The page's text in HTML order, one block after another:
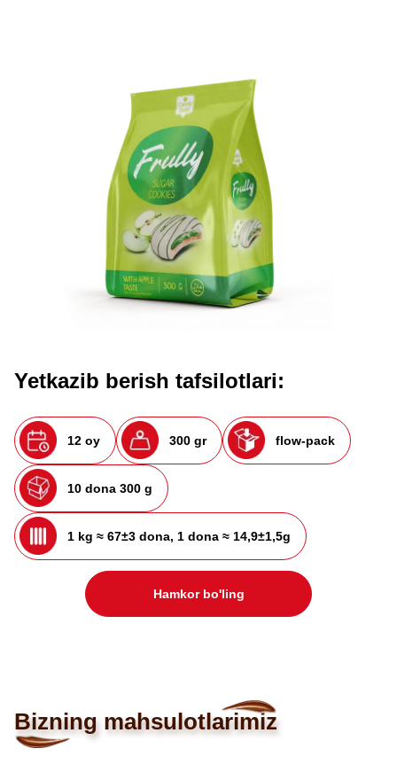
Yetkazib berish tafsilotlari:
12 oy 300 gr flow-pack
10 dona 300 g
1 kg ≈ 67±3 dona, 1 dona ≈ 14,9±1,5g
Hamkor bo'ling
Bizning mahsulotlarimiz